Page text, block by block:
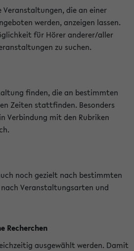
Veranstaltungen, die an einer
werden, anzeigen lassen.
für Hörer anderer/aller
zu suchen.
finden, die an bestimmten
Zeiten stattfinden. Besonders
Verbindung mit den Rubriken
noch gezielt nach bestimmten
Veranstaltungsarten und
Recherchen
ausgewählt werden. Damit